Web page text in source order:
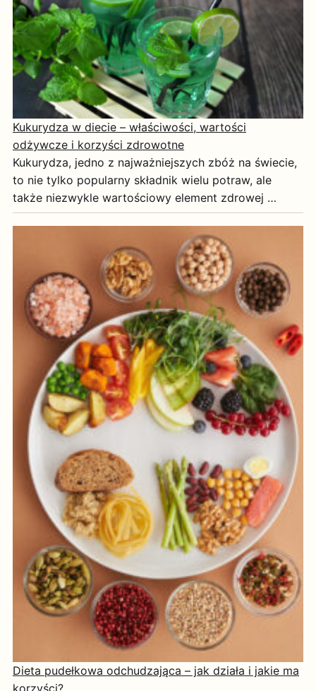
Kukurydza w diecie – właściwości, wartości
odżywcze i korzyści zdrowotne
Kukurydza, jedno z najważniejszych zbóż na świecie,
to nie tylko popularny składnik wielu potraw, ale
także niezwykle wartościowy element zdrowej …
Dieta pudełkowa odchudzająca – jak działa i jakie ma
korzyści?